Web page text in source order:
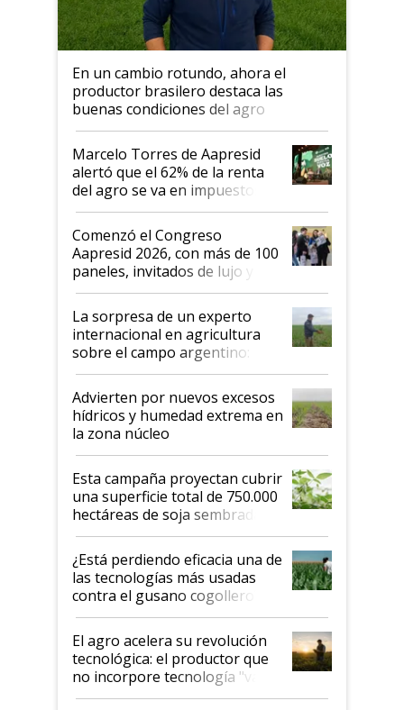
En un cambio rotundo, ahora el
productor brasilero destaca las
buenas condiciones del agro
argentino para invertir: "Los veo
más motivados"
Marcelo Torres de Aapresid
alertó que el 62% de la renta
del agro se va en impuestos:
"No es bueno que en
Argentina se sigan discutiendo
las mismas cosas de hace 50
años"
Comenzó el Congreso
Aapresid 2026, con más de 100
paneles, invitados de lujo y
todas las tendencias
La sorpresa de un experto
internacional en agricultura
sobre el campo argentino:
"Estoy muy impresionado"
Advierten por nuevos excesos
hídricos y humedad extrema en
la zona núcleo
Esta campaña proyectan cubrir
una superficie total de 750.000
hectáreas de soja sembradas
con una nueva generación de
variedades que marcan un
salto tecnológico en genética y
rendimiento
¿Está perdiendo eficacia una de
las tecnologías más usadas
contra el gusano cogollero? El
desafío de una tecnología clave
El agro acelera su revolución
tecnológica: el productor que
no incorpore tecnología "va a
perder el tren"